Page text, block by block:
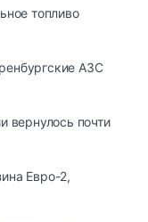
топливо
АЗС
вернулось почти
Евро-2,